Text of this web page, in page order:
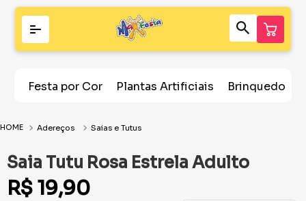
Festa por Cor Plantas Artificiais Brinquedos
Adereços Saias e Tutus
Saia Tutu Rosa Estrela Adulto
R$ 19,90